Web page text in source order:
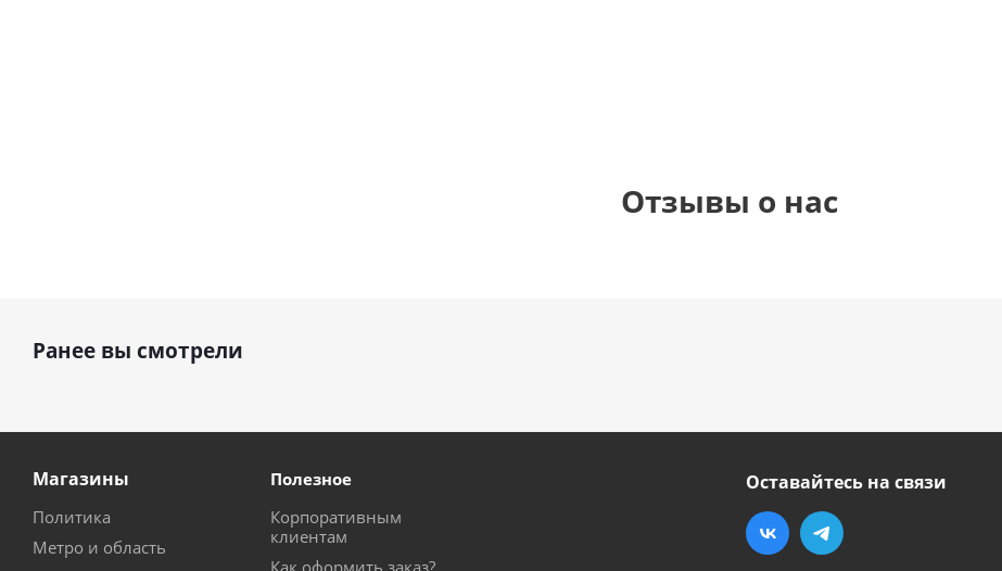
Отзывы о нас
Ранее вы смотрели
Магазины
Политика
Метро и область
Полезное
Корпоративным
клиентам
Оставайтесь на связи